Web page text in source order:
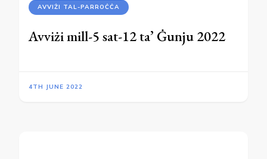
AVVIŻI TAL-PARROĊĊA
Avviżi mill-5 sat-12 ta’ Ġunju 2022
4TH JUNE 2022